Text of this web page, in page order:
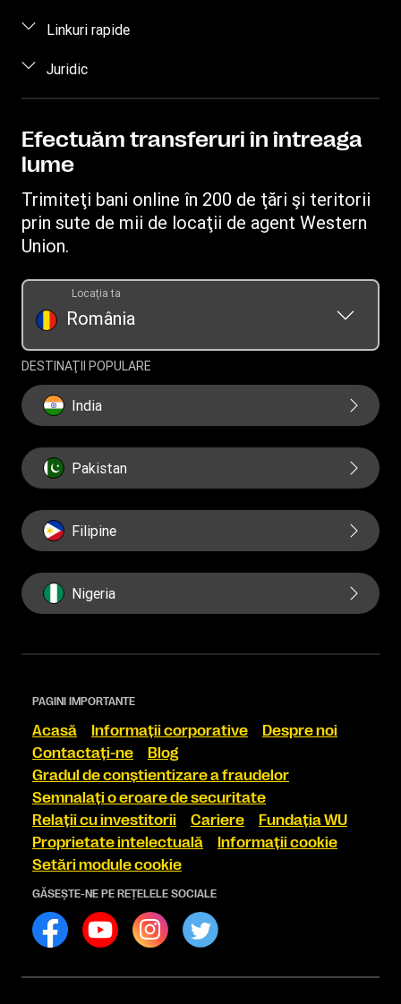
Întrebări frecvente
Linkuri rapide
Conectare / Înregistrare
Deveniţi agent
Urmăriţi un transfer
Juridic
Declaraţie de confidenţialitate
Termeni şi condiţii
Efectuăm transferuri în întreaga
lume
Trimiteţi bani online în 200 de ţări şi teritorii
prin sute de mii de locaţii de agent Western
Union.
România
Locaţia ta
DESTINAŢII POPULARE
India
Pakistan
Filipine
Nigeria
PAGINI IMPORTANTE
Acasă Informaţii corporative
Despre noi
Contactaţi-ne
Blog
Gradul de conştientizare a fraudelor
Semnalaţi o eroare de securitate
Relaţii cu investitorii
Cariere
Fundaţia WU
Proprietate intelectuală
Informaţii cookie
Setări module cookie
GĂSEŞTE-NE PE REŢELELE SOCIALE